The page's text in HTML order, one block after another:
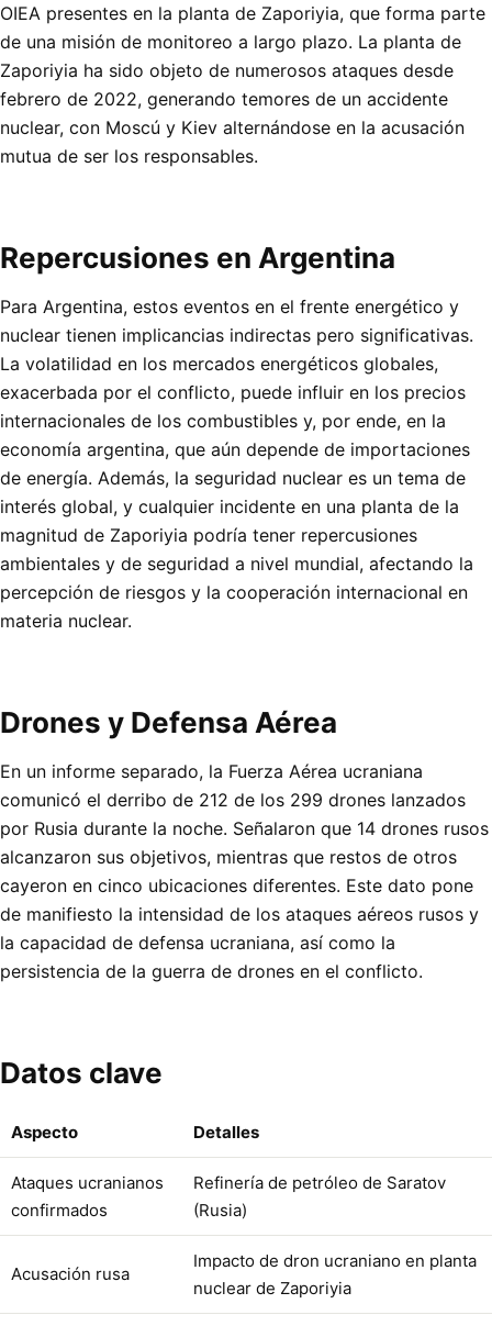
OIEA presentes en la planta de Zaporiyia, que forma parte
de una misión de monitoreo a largo plazo. La planta de
Zaporiyia ha sido objeto de numerosos ataques desde
febrero de 2022, generando temores de un accidente
nuclear, con Moscú y Kiev alternándose en la acusación
mutua de ser los responsables.
Repercusiones en Argentina
Para Argentina, estos eventos en el frente energético y
nuclear tienen implicancias indirectas pero significativas.
La volatilidad en los mercados energéticos globales,
exacerbada por el conflicto, puede influir en los precios
internacionales de los combustibles y, por ende, en la
economía argentina, que aún depende de importaciones
de energía. Además, la seguridad nuclear es un tema de
interés global, y cualquier incidente en una planta de la
magnitud de Zaporiyia podría tener repercusiones
ambientales y de seguridad a nivel mundial, afectando la
percepción de riesgos y la cooperación internacional en
materia nuclear.
Drones y Defensa Aérea
En un informe separado, la Fuerza Aérea ucraniana
comunicó el derribo de 212 de los 299 drones lanzados
por Rusia durante la noche. Señalaron que 14 drones rusos
alcanzaron sus objetivos, mientras que restos de otros
cayeron en cinco ubicaciones diferentes. Este dato pone
de manifiesto la intensidad de los ataques aéreos rusos y
la capacidad de defensa ucraniana, así como la
persistencia de la guerra de drones en el conflicto.
Datos clave
Aspecto Detalles
Ataques ucranianos
confirmados
Refinería de petróleo de Saratov
(Rusia)
Acusación rusa
Impacto de dron ucraniano en planta
nuclear de Zaporiyia